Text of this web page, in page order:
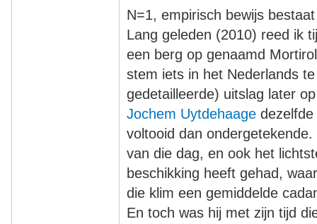
N=1, empirisch bewijs
Lang geleden (2010) reed ik
een berg op genaamd
stem iets in het Nederlands
gedetailleerde) uitslag later
Jochem Uytdehaage
voltooid dan
van die dag, en ook het
beschikking heeft gehad,
die klim een gemiddelde
En toch was hij met zijn tijd